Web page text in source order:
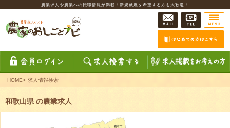
農業求人や農業への転職情報が満載！新規就農を希望する方も大歓迎！
HOME> 求人情報検索
和歌山県 の農業求人